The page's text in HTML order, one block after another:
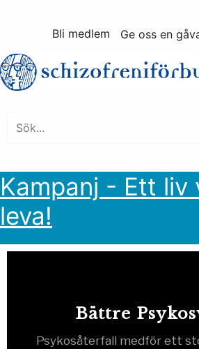
Bli medlem Ge oss en
Kampanj - Ett liv
leva!
Bättre
Psykosåterfall medför ett